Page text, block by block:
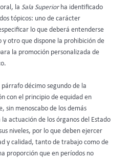
la Sala Superiorha identificado
tópicos: uno de carácter
lo que deberá entenderse
y otro que dispone la prohibición de
la promoción personalizada de
décimo segundo de la
con el principio de equidad en
sin menoscabo de los demás
actuación de los órganos del Estado
niveles, por lo que deben ejercer
y calidad, tanto de trabajo como de
proporción que en períodos no